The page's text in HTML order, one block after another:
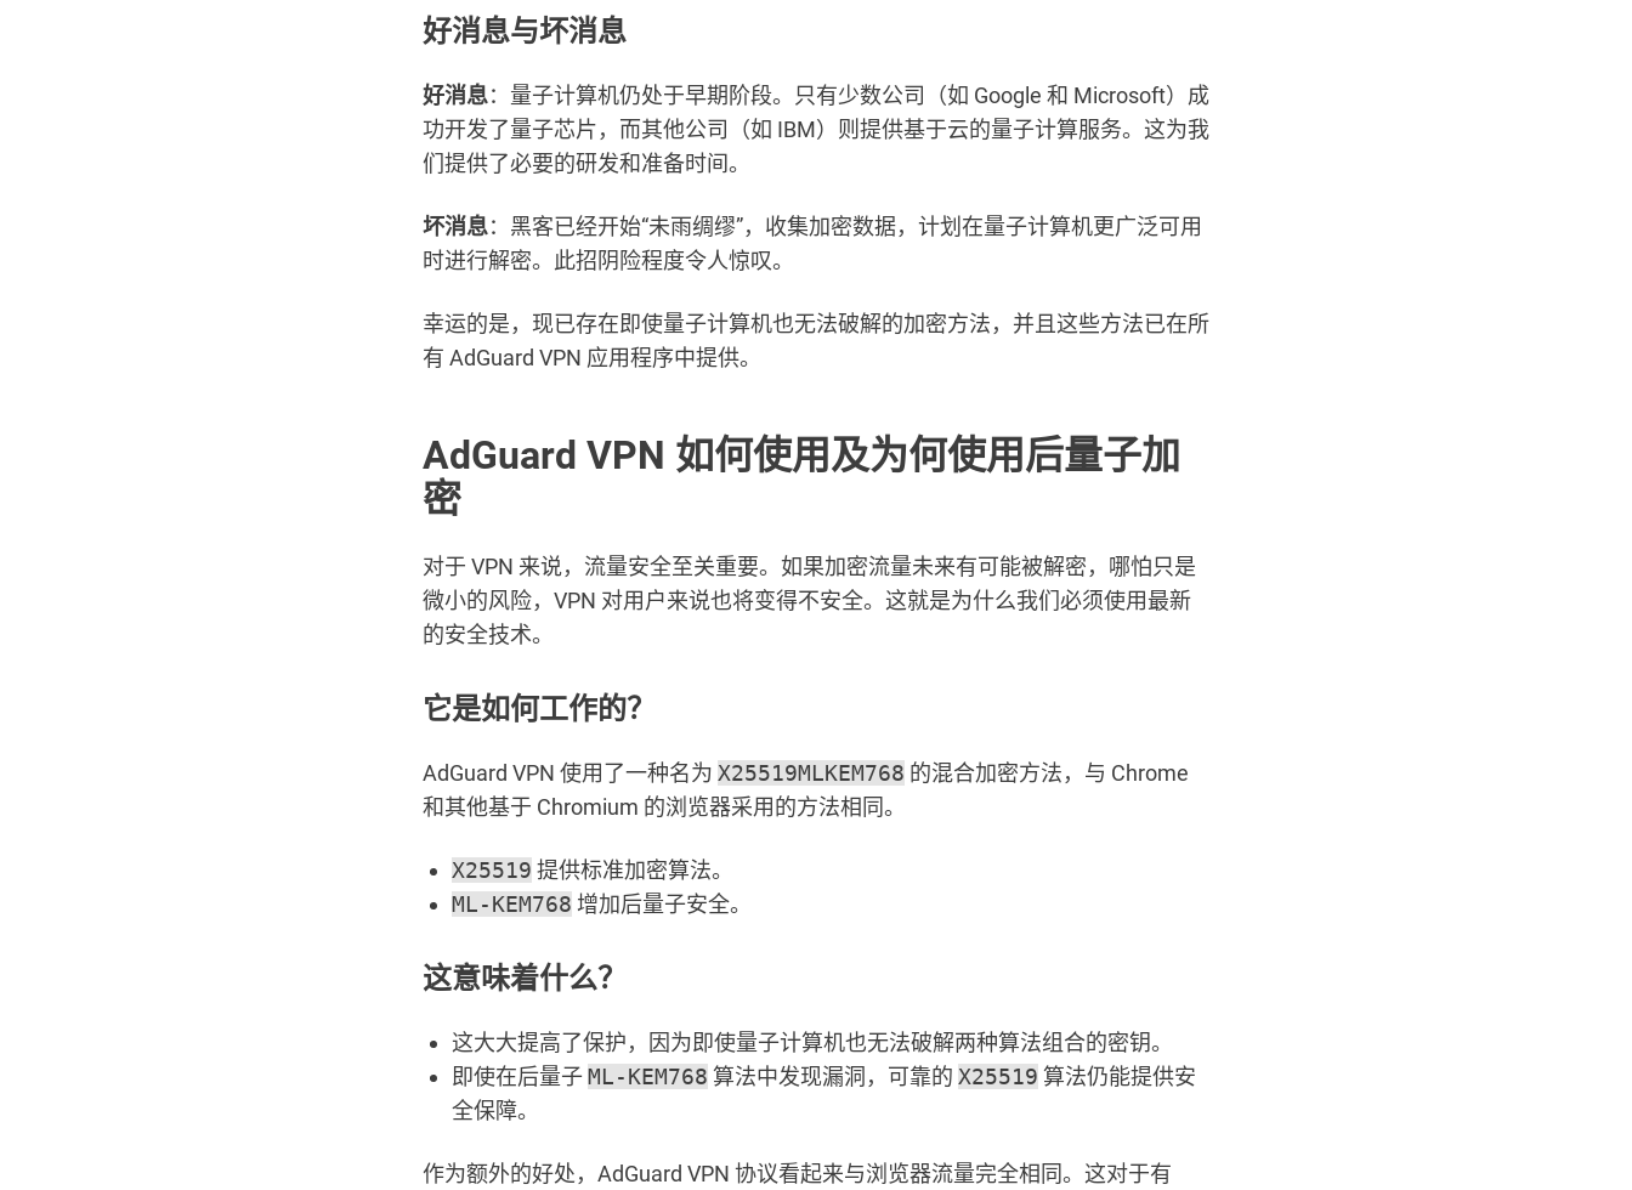
好消息与坏消息
好消息：量子计算机仍处于早期阶段。只有少数公司（如 Google 和 Microsoft）成
功开发了量子芯片，而其他公司（如 IBM）则提供基于云的量子计算服务。这为我
们提供了必要的研发和准备时间。
坏消息：黑客已经开始“未雨绸缪”，收集加密数据，计划在量子计算机更广泛可用
时进行解密。此招阴险程度令人惊叹。
幸运的是，现已存在即使量子计算机也无法破解的加密方法，并且这些方法已在所
有 AdGuard VPN 应用程序中提供。
AdGuard VPN 如何使用及为何使用后量子加
密
对于 VPN 来说，流量安全至关重要。如果加密流量未来有可能被解密，哪怕只是
微小的风险，VPN 对用户来说也将变得不安全。这就是为什么我们必须使用最新
的安全技术。
它是如何工作的？
AdGuard VPN 使用了一种名为 X25519MLKEM768 的混合加密方法，与 Chrome
和其他基于 Chromium 的浏览器采用的方法相同。
X25519 提供标准加密算法。
ML-KEM768 增加后量子安全。
这意味着什么？
这大大提高了保护，因为即使量子计算机也无法破解两种算法组合的密钥。
即使在后量子ML-KEM768 算法中发现漏洞，可靠的 X25519 算法仍能提供安
全保障。
作为额外的好处，AdGuard VPN 协议看起来与浏览器流量完全相同。这对于有